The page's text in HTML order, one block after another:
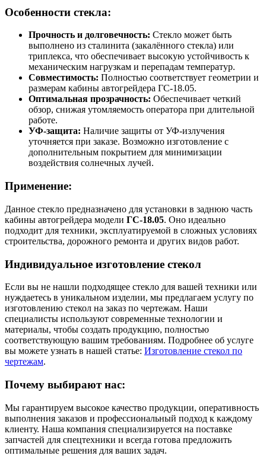
Особенности стекла:
Прочность и долговечность: Стекло может быть
выполнено из сталинита (закалённого стекла) или
триплекса, что обеспечивает высокую устойчивость к
механическим нагрузкам и перепадам температур.
Совместимость: Полностью соответствует геометрии и
размерам кабины автогрейдера ГС-18.05.
Оптимальная прозрачность: Обеспечивает четкий
обзор, снижая утомляемость оператора при длительной
работе.
УФ-защита: Наличие защиты от УФ-излучения
уточняется при заказе. Возможно изготовление с
дополнительным покрытием для минимизации
воздействия солнечных лучей.
Применение:
Данное стекло предназначено для установки в заднюю часть
кабины автогрейдера модели ГС-18.05. Оно идеально
подходит для техники, эксплуатируемой в сложных условиях
строительства, дорожного ремонта и других видов работ.
Индивидуальное изготовление стекол
Если вы не нашли подходящее стекло для вашей техники или
нуждаетесь в уникальном изделии, мы предлагаем услугу по
изготовлению стекол на заказ по чертежам. Наши
специалисты используют современные технологии и
материалы, чтобы создать продукцию, полностью
соответствующую вашим требованиям. Подробнее об услуге
вы можете узнать в нашей статье: Изготовление стекол по
чертежам.
Почему выбирают нас:
Мы гарантируем высокое качество продукции, оперативность
выполнения заказов и профессиональный подход к каждому
клиенту. Наша компания специализируется на поставке
запчастей для спецтехники и всегда готова предложить
оптимальные решения для ваших задач.